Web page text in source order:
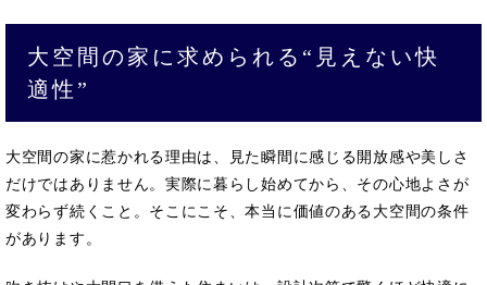
大空間の家に求められる“見えない快
適性”
大空間の家に惹かれる理由は、見た瞬間に感じる開放感や美しさ
だけではありません。実際に暮らし始めてから、その心地よさが
変わらず続くこと。そこにこそ、本当に価値のある大空間の条件
があります。